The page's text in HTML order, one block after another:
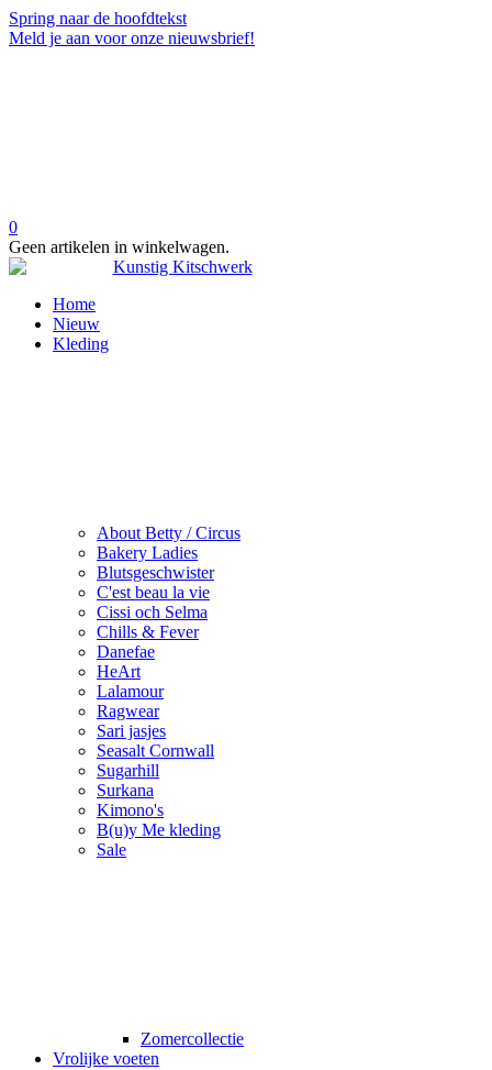
Spring naar de hoofdtekst
Meld je aan voor onze nieuwsbrief!
0
Geen artikelen in winkelwagen.
Home
Nieuw
Kleding
About Betty / Circus
Bakery Ladies
Blutsgeschwister
C'est beau la vie
Cissi och Selma
Chills & Fever
Danefae
HeArt
Lalamour
Ragwear
Sari jasjes
Seasalt Cornwall
Sugarhill
Surkana
Kimono's
B(u)y Me kleding
Sale
Zomercollectie
Vrolijke voeten